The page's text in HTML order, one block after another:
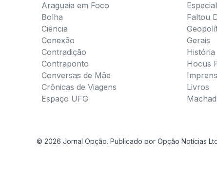
Araguaia em Foco
Bolha
Ciência
Conexão
Contradição
Contraponto
Conversas de Mãe
Crônicas de Viagens
Espaço UFG
Faltou
Gerais
História
Hocus
Livros
© 2026 Jornal Opção. Publicado por Opção Notícias